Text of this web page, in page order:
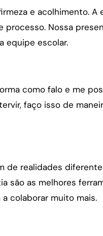
e acolhimento. A
processo. Nossa
equipe escolar.
como falo e me
faço isso de
de realidades
são as melhores
colaborar muito mais.